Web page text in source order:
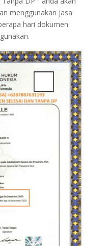
menggunakan jasa
hari dokumen